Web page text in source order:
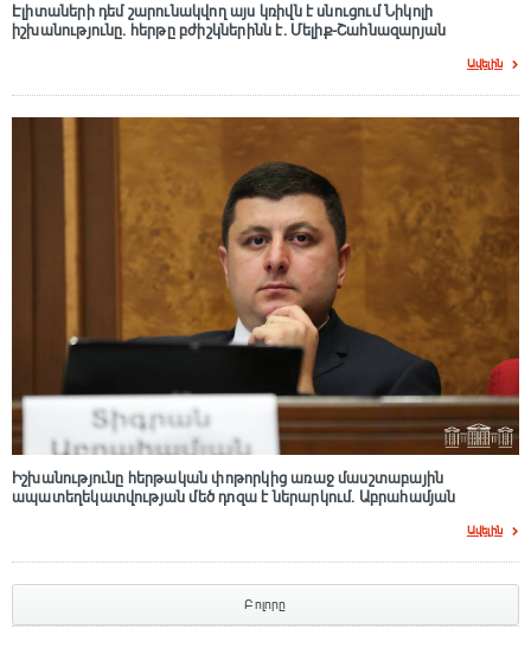
Էլիտաների դեմ շարունակվող այս կռիվն է սնուցում Նիկոլի
իշխանությունը. հերթը բժիշկներինն է. Մելիք-Շահնազարյան
Ավելին
Իշխանությունը հերթական փոթորկից առաջ մասշտաբային
ապատեղեկատվության մեծ դnզա է ներարկում․ Աբրահամյան
Ավելին
Բոլորը